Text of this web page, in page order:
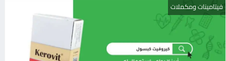
فيتامينات ومكملات